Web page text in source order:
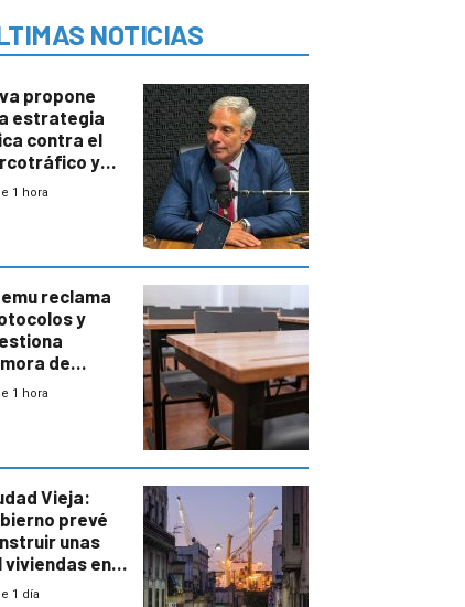
NOTICIAS
propone
estrategia
contra el
y
1 hora
reclama
y
de
ante
1 hora
Vieja:
prevé
unas
viviendas en
de
1 día